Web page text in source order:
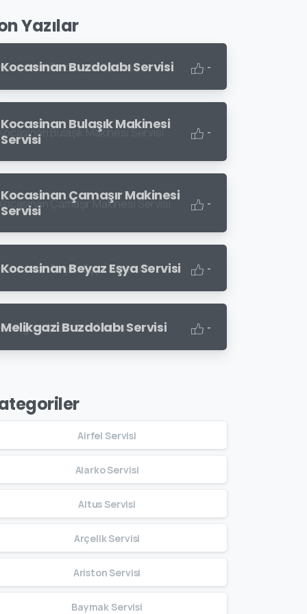
Yazılar
Kocasinan Buzdolabı Servisi -
Kocasinan Bulaşık Makinesi
Servisi
-
Kocasinan Çamaşır Makinesi
Servisi
-
Kocasinan Beyaz Eşya Servisi -
Melikgazi Buzdolabı Servisi -
Airfel Servisi
Alarko Servisi
Altus Servisi
Arçelik Servisi
Ariston Servisi
Baymak Servisi